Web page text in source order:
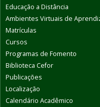
Educação a Distância
Ambientes Virtuais de
Matrículas
Cursos
Programas de Fomento
Biblioteca Cefor
Publicações
Localização
Calendário Acadêmico